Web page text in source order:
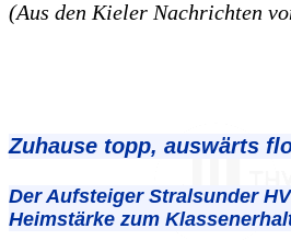
(Aus den Kieler Nachrichten
Zuhause topp, auswärts
Der Aufsteiger Stralsunder
Heimstärke zum